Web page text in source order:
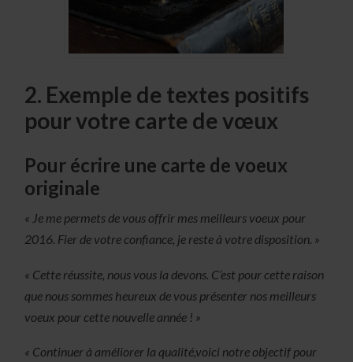
2. Exemple de textes positifs
pour votre carte de vœux
Pour écrire une carte de voeux
originale
« Je me permets de vous offrir mes meilleurs voeux pour
2016. Fier de votre confiance, je reste à votre disposition. »
« Cette réussite, nous vous la devons. C’est pour cette raison
que nous sommes heureux de vous présenter nos meilleurs
voeux pour cette nouvelle année ! »
« Continuer à améliorer la qualité,voici notre objectif pour